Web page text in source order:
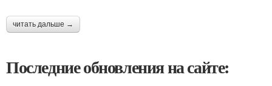
читать дальше →
Последние обновления на сайте: